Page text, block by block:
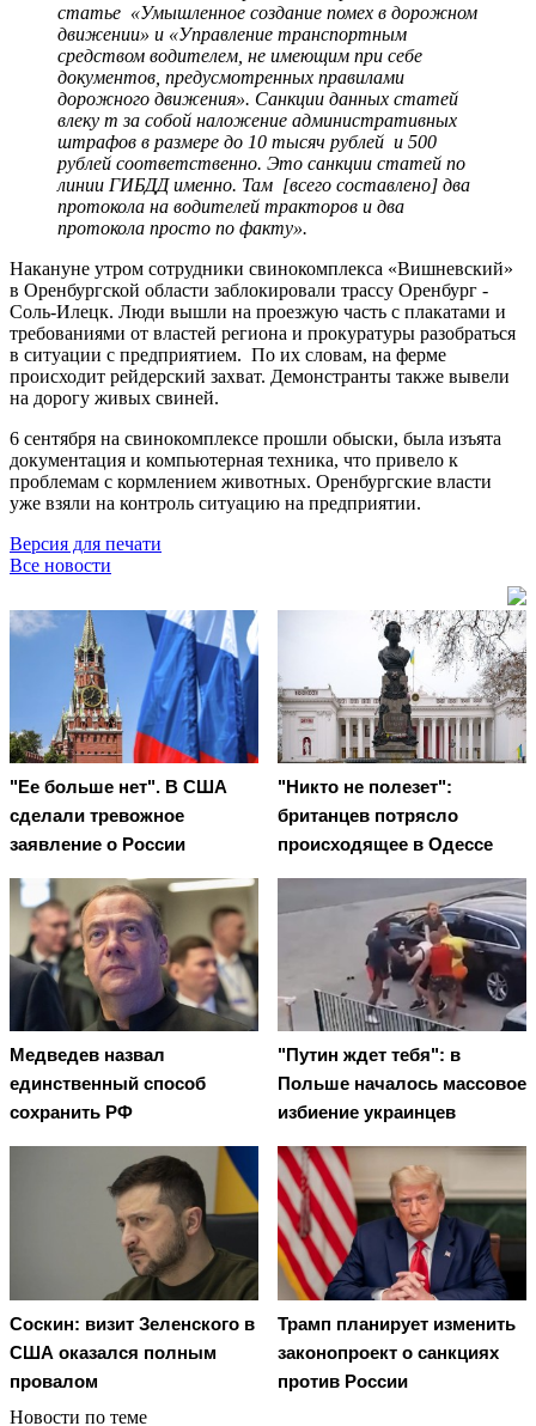
статье «Умышленное создание помех в дорожном
движении» и «Управление транспортным
средством водителем, не имеющим при себе
документов, предусмотренных правилами
дорожного движения». Санкции данных статей
влеку т за собой наложение административных
штрафов в размере до 10 тысяч рублей и 500
рублей соответственно. Это санкции статей по
линии ГИБДД именно. Там [всего составлено] два
протокола на водителей тракторов и два
протокола просто по факту».
Накануне утром сотрудники свинокомплекса «Вишневский»
в Оренбургской области заблокировали трассу Оренбург -
Соль-Илецк. Люди вышли на проезжую часть с плакатами и
требованиями от властей региона и прокуратуры разобраться
в ситуации с предприятием. По их словам, на ферме
происходит рейдерский захват. Демонстранты также вывели
на дорогу живых свиней.
6 сентября на свинокомплексе прошли обыски, была изъята
документация и компьютерная техника, что привело к
проблемам с кормлением животных. Оренбургские власти
уже взяли на контроль ситуацию на предприятии.
Версия для печати
Все новости
"Ее больше нет". В США
сделали тревожное
заявление о России
"Никто не полезет":
британцев потрясло
происходящее в Одессе
Медведев назвал
единственный способ
сохранить РФ
"Путин ждет тебя": в
Польше началось массовое
избиение украинцев
Соскин: визит Зеленского в
США оказался полным
провалом
Трамп планирует изменить
законопроект о санкциях
против России
Новости по теме